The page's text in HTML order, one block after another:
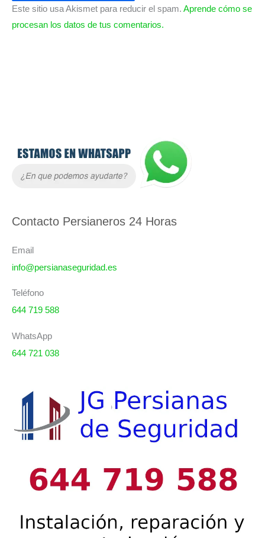
Este sitio usa Akismet para reducir el spam. Aprende cómo se
procesan los datos de tus comentarios.
Contacto Persianeros 24 Horas
Email
info@persianaseguridad.es
Teléfono
644 719 588
WhatsApp
644 721 038
o
s